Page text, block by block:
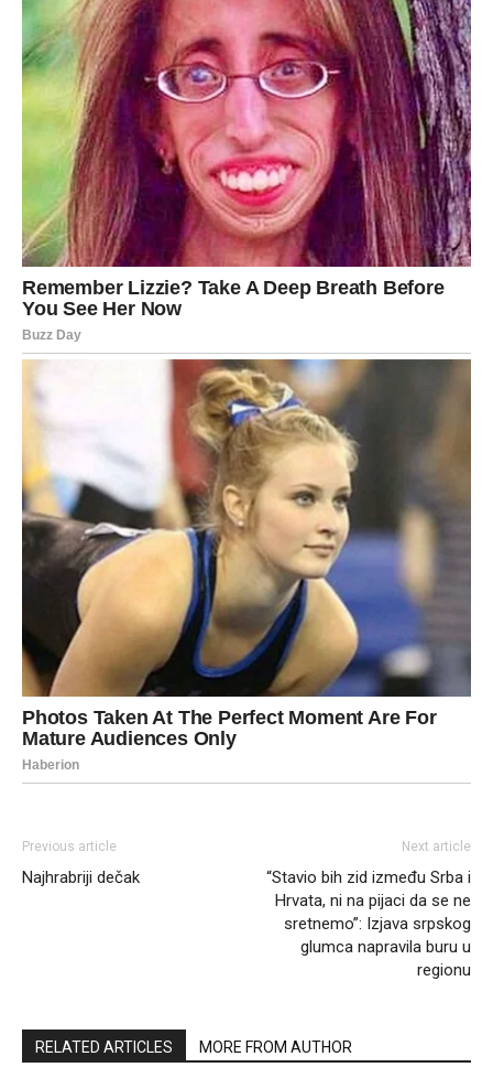
Previous article
Najhrabriji dečak
Next article
“Stavio bih zid između Srba i
Hrvata, ni na pijaci da se ne
sretnemo”: Izjava srpskog
glumca napravila buru u
regionu
RELATED ARTICLES MORE FROM AUTHOR